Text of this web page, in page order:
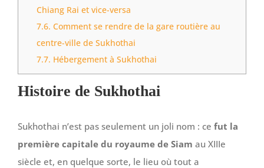
Chiang Rai et vice-versa
7.6. Comment se rendre de la gare routière au
centre-ville de Sukhothai
7.7. Hébergement à Sukhothai
Histoire de Sukhothai
Sukhothai n’est pas seulement un joli nom : ce fut la
première capitale du royaume de Siam au XIIIe
siècle et, en quelque sorte, le lieu où tout a